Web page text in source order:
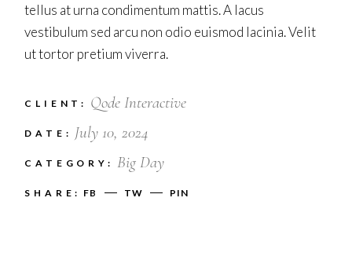
tellus at urna condimentum mattis. A lacus
vestibulum sed arcu non odio euismod lacinia. Velit
ut tortor pretium viverra.
CLIENT: Qode Interactive
DATE: July 10, 2024
CATEGORY: Big Day
SHARE: FB TW PIN